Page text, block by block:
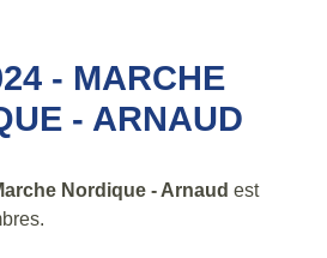
- MARCHE
- ARNAUD
Nordique - Arnaud est